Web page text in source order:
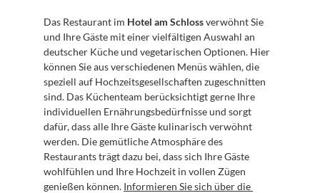
Das Restaurant im Hotel am Schloss verwöhnt Sie
und Ihre Gäste mit einer vielfältigen Auswahl an
deutscher Küche und vegetarischen Optionen. Hier
können Sie aus verschiedenen Menüs wählen, die
speziell auf Hochzeitsgesellschaften zugeschnitten
sind. Das Küchenteam berücksichtigt gerne Ihre
individuellen Ernährungsbedürfnisse und sorgt
dafür, dass alle Ihre Gäste kulinarisch verwöhnt
werden. Die gemütliche Atmosphäre des
Restaurants trägt dazu bei, dass sich Ihre Gäste
wohlfühlen und Ihre Hochzeit in vollen Zügen
genießen können. Informieren Sie sich über die